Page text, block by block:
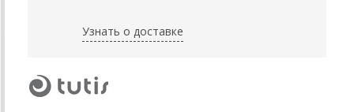
Узнать о доставке